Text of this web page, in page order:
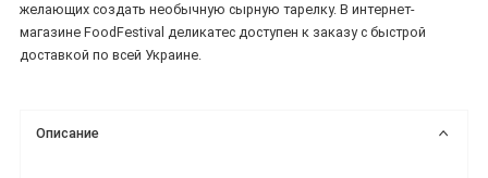
желающих создать необычную сырную тарелку. В интернет-
магазине FoodFestival деликатес доступен к заказу с быстрой
доставкой по всей Украине.
Описание